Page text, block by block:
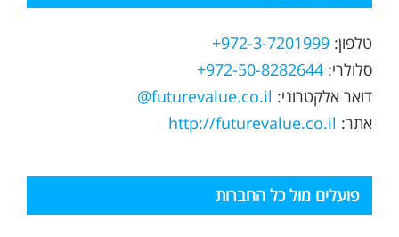
טלפון: 972-3-7201999+
סלולרי: 972-50-8282644+
דואר אלקטרוני: futurevalue.co.il@
אתר: http://futurevalue.co.il
פועלים מול כל החברות